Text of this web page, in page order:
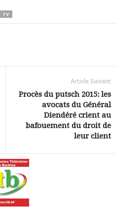
TV
Article Suivant
Procès du putsch 2015: les
avocats du Général
Diendéré crient au
bafouement du droit de
leur client